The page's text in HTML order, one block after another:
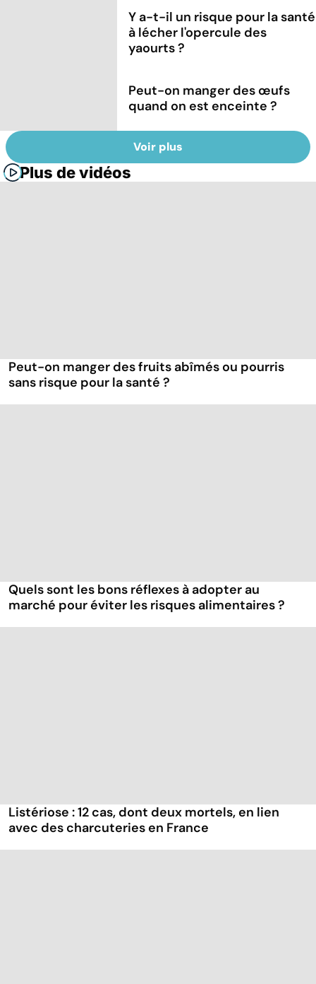
Y a-t-il un risque pour la santé
à lécher l'opercule des
yaourts ?
Peut-on manger des œufs
quand on est enceinte ?
Voir plus
Plus de vidéos
Peut-on manger des fruits abîmés ou pourris
sans risque pour la santé ?
Quels sont les bons réflexes à adopter au
marché pour éviter les risques alimentaires ?
Listériose : 12 cas, dont deux mortels, en lien
avec des charcuteries en France